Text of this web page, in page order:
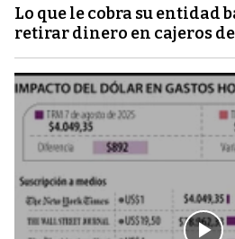
Lo que le cobra su entidad
retirar dinero en cajeros